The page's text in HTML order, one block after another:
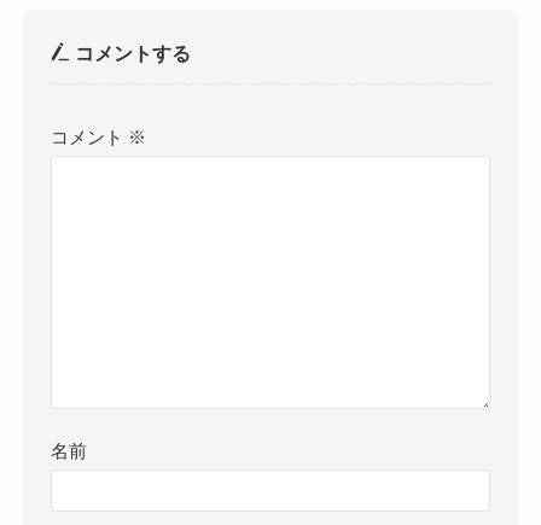
コメントする
コメント ※
名前